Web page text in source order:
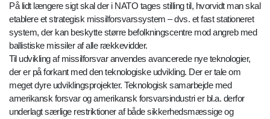
På lidt længere sigt skal der i NATO tages stilling til, hvorvidt man skal
etablere et strategisk missilforsvarssystem – dvs. et fast stationeret
system, der kan beskytte større befolkningscentre mod angreb med
ballistiske missiler af alle rækkevidder.
Til udvikling af missilforsvar anvendes avancerede nye teknologier,
der er på forkant med den teknologiske udvikling. Der er tale om
meget dyre udviklingsprojekter. Teknologisk samarbejde med
amerikansk forsvar og amerikansk forsvarsindustri er bl.a. derfor
underlagt særlige restriktioner af både sikkerhedsmæssige og